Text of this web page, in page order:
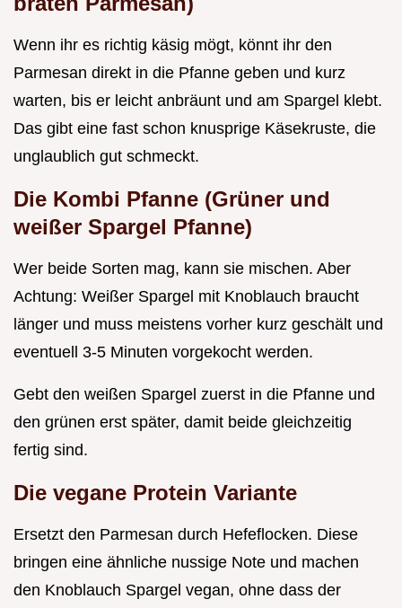
Wenn ihr es richtig käsig mögt, könnt ihr den
Parmesan direkt in die Pfanne geben und kurz
warten, bis er leicht anbräunt und am Spargel klebt.
Das gibt eine fast schon knusprige Käsekruste, die
unglaublich gut schmeckt.
Die Kombi Pfanne (Grüner und
weißer Spargel Pfanne)
Wer beide Sorten mag, kann sie mischen. Aber
Achtung: Weißer Spargel mit Knoblauch braucht
länger und muss meistens vorher kurz geschält und
eventuell 3-5 Minuten vorgekocht werden.
Gebt den weißen Spargel zuerst in die Pfanne und
den grünen erst später, damit beide gleichzeitig
fertig sind.
Die vegane Protein Variante
Ersetzt den Parmesan durch Hefeflocken. Diese
bringen eine ähnliche nussige Note und machen
den Knoblauch Spargel vegan, ohne dass der